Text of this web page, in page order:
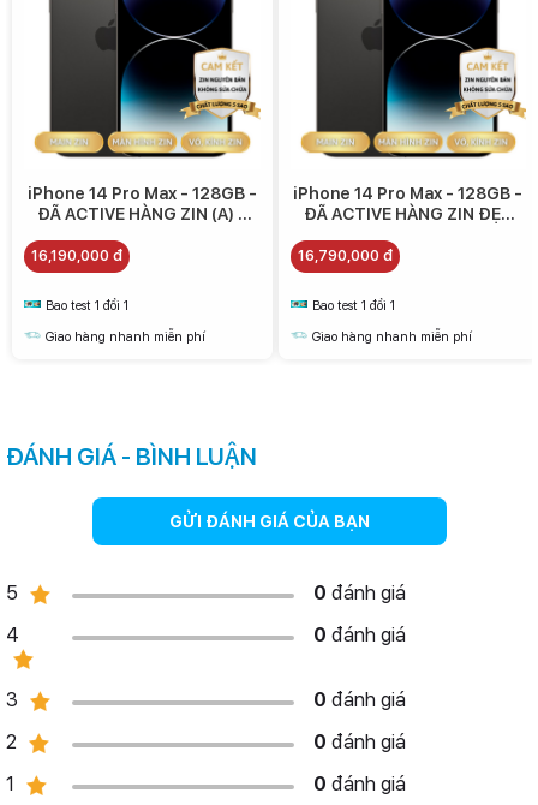
loại bỏ tai thỏ huyền thoại để thay thế vào đó là kiểu bố trí hình viên
thuốc độc đáo, vừa đem lại vùng hiển thị rộng rãi hơn mà đây còn là
một đặc điểm nhận diện dễ dàng trên chiếc iPhone 14 Pro Max.
Về phần chụp ảnh thì sản phẩm lần này sẽ được trang bị 3 camera
sau với camera chính có độ phân giải 48 MP, camera góc siêu rộng
12 MP và cảm biến cuối cùng có độ phân giải 12 MP.
iPhone 14 Pro Max - 128GB -
ĐÃ ACTIVE HÀNG ZIN (A) -
16,190,000 đ
Bao test 1 đổi 1
Giao hàng nhanh miễn phí
iPhone 14 Pro Max - 128GB -
ĐÃ ACTIVE HÀNG ZIN ĐẸP
16,790,000 đ
Bao test 1 đổi 1
Giao hàng nhanh miễn phí
ĐÁNH GIÁ - BÌNH LUẬN
GỬI ĐÁNH GIÁ CỦA BẠN
5 0 đánh giá
4
0 đánh giá
3 0 đánh giá
2
0 đánh giá
1
0 đánh giá